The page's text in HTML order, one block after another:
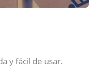
y fácil de usar.